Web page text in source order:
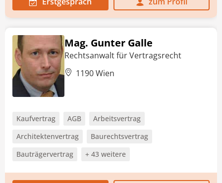
Mag. Gunter Galle
Rechtsanwalt für Vertragsrecht
1190 Wien
Kaufvertrag AGB
Arbeitsvertrag
Architektenvertrag
Baurechtsvertrag
Bauträgervertrag
+ 43 weitere